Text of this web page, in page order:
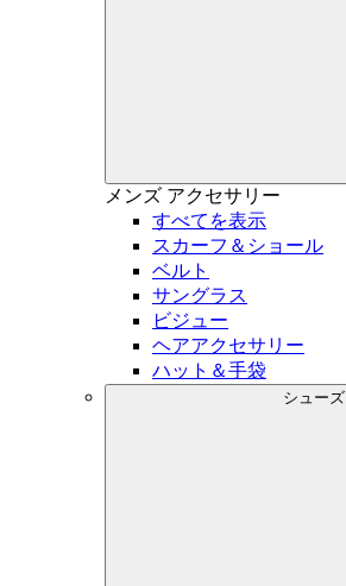
メンズ アクセサリー
すべてを表示
スカーフ＆ショール
ベルト
サングラス
ビジュー
ヘアアクセサリー
ハット＆手袋
シューズ